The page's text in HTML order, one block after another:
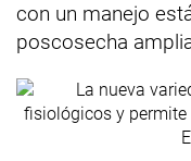
con un manejo
poscosecha